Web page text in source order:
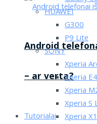
Android
– ar verta?
Tutorialai
HUAWEI
G300
P9 Lite
SONY
Xperia
Xperia
Xperia
Xperia S
Xperia